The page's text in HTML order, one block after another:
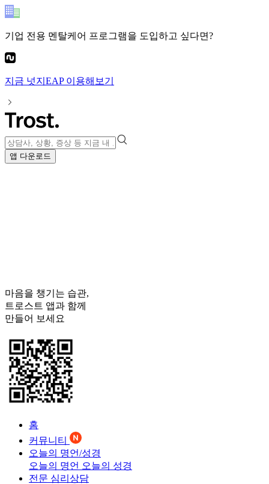
기업 전용 멘탈케어 프로그램을 도입하고 싶다면?
지금 넛지EAP이용해보기
앱 다운로드
마음을 챙기는 습관,
트로스트 앱과 함께
만들어 보세요
홈
커뮤니티
오늘의 명언/성경
오늘의 명언 오늘의 성경
전문 심리상담